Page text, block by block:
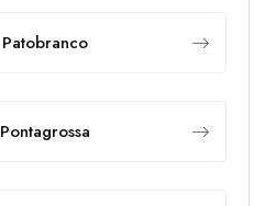
Patobranco
Pontagrossa